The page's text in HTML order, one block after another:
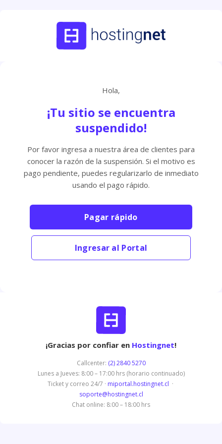
Hola,
¡Tu sitio se encuentra
suspendido!
Por favor ingresa a nuestra área de clientes para
conocer la razón de la suspensión. Si el motivo es
pago pendiente, puedes regularizarlo de inmediato
usando el pago rápido.
Pagar rápido
Ingresar al Portal
¡Gracias por confiar en Hostingnet!
Callcenter: (2) 2840 5270
Lunes a Jueves: 8:00 – 17:00 hrs (horario continuado)
Ticket y correo 24/7 · miportal.hostingnet.cl ·
soporte@hostingnet.cl
Chat online: 8:00 – 18:00 hrs